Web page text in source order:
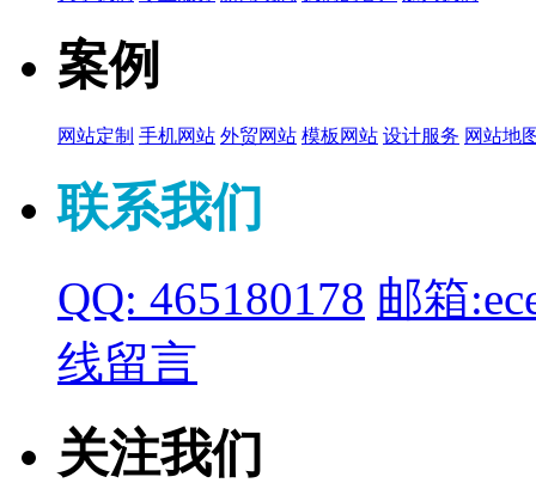
案例
网站定制 手机网站 外贸网站 模板网站 设计服务 网站地
联系我们
QQ: 465180178 邮箱
线留言
关注我们